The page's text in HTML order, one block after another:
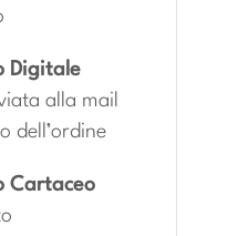
Digitale
alla mail
dell’ordine
Cartaceo